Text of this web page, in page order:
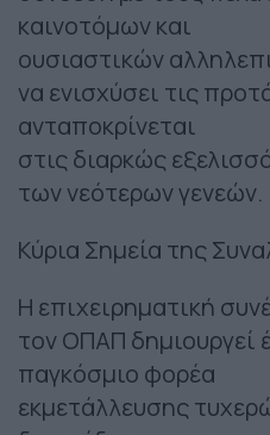
καινοτόμων και
ουσιαστικών
να ενισχύσει τις
ανταποκρίνεται
στις διαρκώς
των νεότερων γενεών.
Κύρια Σημεία της
Η επιχειρηματική
τον ΟΠΑΠ δημιουργεί
παγκόσμιο φορέα
εκμετάλλευσης